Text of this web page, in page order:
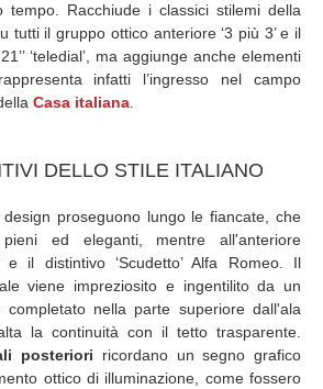
tempo. Racchiude i classici stilemi della
tutti il gruppo ottico anteriore ‘3 più 3’ e il
‘teledial’, ma aggiunge anche elementi
infatti l’ingresso nel campo
Casa italiana
DELLO STILE ITALIANO
proseguono lungo le fiancate, che
ed eleganti, mentre all'anteriore
e il distintivo ‘Scudetto’ Alfa Romeo. Il
viene impreziosito e ingentilito da un
completato nella parte superiore dall'ala
la continuità con il tetto trasparente.
posteriori ricordano un segno grafico
ottico di illuminazione, come fossero